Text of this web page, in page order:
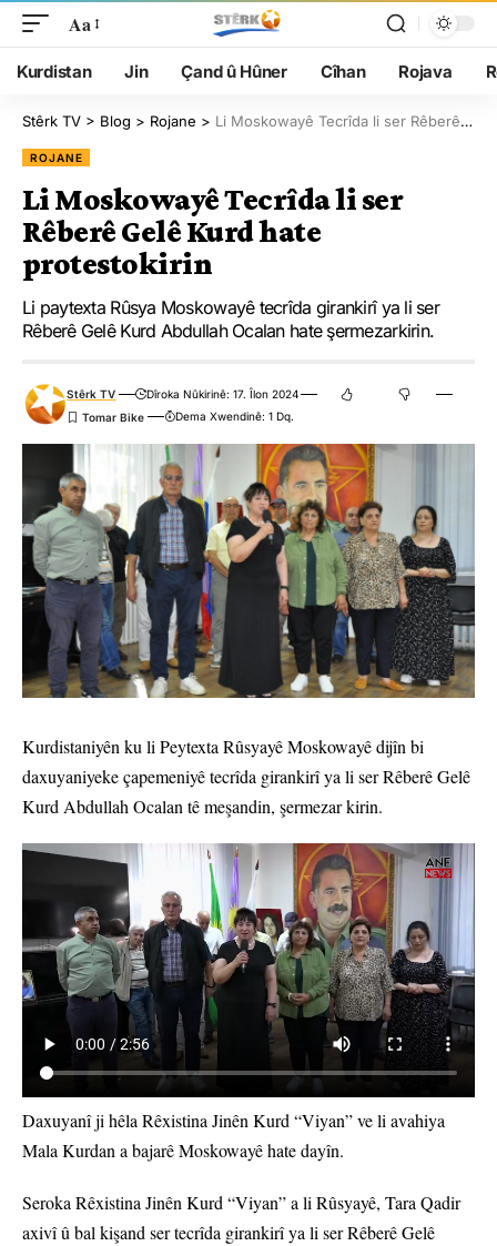
Aa
Kurdistan Jin Çand û Hûner Cîhan Rojava
Stêrk TV > Blog > Rojane > Li Moskowayê Tecrîda li ser Rêberê Gelê Kurd hate protestokirin
ROJANE
Li Moskowayê Tecrîda li ser
Rêberê Gelê Kurd hate
protestokirin
Li paytexta Rûsya Moskowayê tecrîda girankirî ya li ser
Rêberê Gelê Kurd Abdullah Ocalan hate şermezarkirin.
Stêrk TV
Dîroka Nûkirinê: 17. Îlon 2024
Dema Xwendinê: 1 Dq.
Kurdistaniyên ku li Peytexta Rûsyayê Moskowayê dijîn bi
daxuyaniyeke çapemeniyê tecrîda girankirî ya li ser Rêberê Gelê
Kurd Abdullah Ocalan tê meşandin, şermezar kirin.
Daxuyanî ji hêla Rêxistina Jinên Kurd “Viyan” ve li avahiya
Mala Kurdan a bajarê Moskowayê hate dayîn.
Seroka Rêxistina Jinên Kurd “Viyan” a li Rûsyayê, Tara Qadir
axivî û bal kişand ser tecrîda girankirî ya li ser Rêberê Gelê